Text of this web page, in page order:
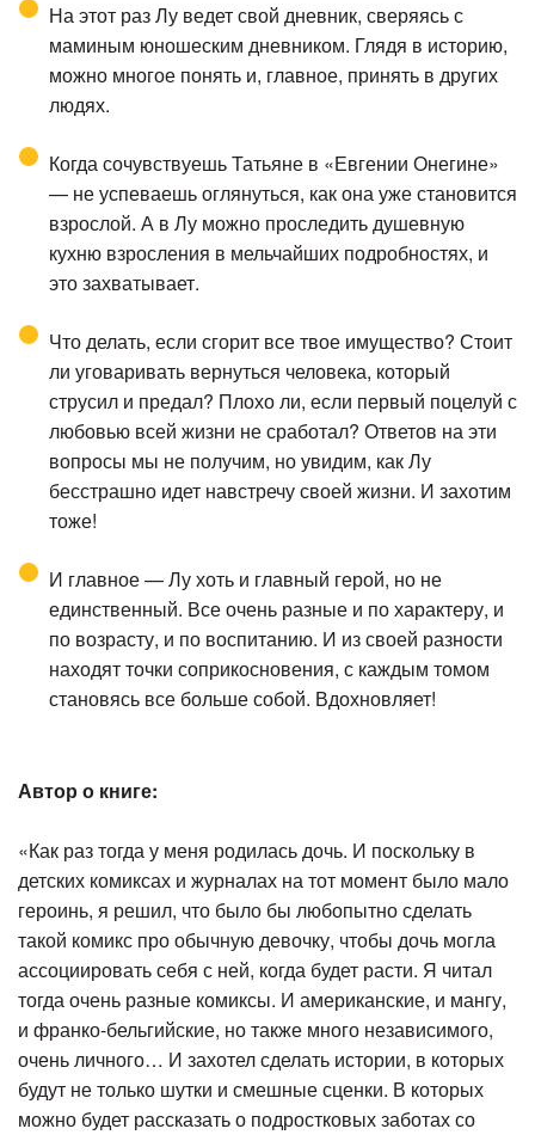
На этот раз Лу ведет свой дневник, сверяясь с
маминым юношеским дневником. Глядя в историю,
можно многое понять и, главное, принять в других
людях.
Когда сочувствуешь Татьяне в «Евгении Онегине»
— не успеваешь оглянуться, как она уже становится
взрослой. А в Лу можно проследить душевную
кухню взросления в мельчайших подробностях, и
это захватывает.
Что делать, если сгорит все твое имущество? Стоит
ли уговаривать вернуться человека, который
струсил и предал? Плохо ли, если первый поцелуй с
любовью всей жизни не сработал? Ответов на эти
вопросы мы не получим, но увидим, как Лу
бесстрашно идет навстречу своей жизни. И захотим
тоже!
И главное — Лу хоть и главный герой, но не
единственный. Все очень разные и по характеру, и
по возрасту, и по воспитанию. И из своей разности
находят точки соприкосновения, с каждым томом
становясь все больше собой. Вдохновляет!
Автор о книге:
«Как раз тогда у меня родилась дочь. И поскольку в
детских комиксах и журналах на тот момент было мало
героинь, я решил, что было бы любопытно сделать
такой комикс про обычную девочку, чтобы дочь могла
ассоциировать себя с ней, когда будет расти. Я читал
тогда очень разные комиксы. И американские, и мангу,
и франко-бельгийские, но также много независимого,
очень личного… И захотел сделать истории, в которых
будут не только шутки и смешные сценки. В которых
можно будет рассказать о подростковых заботах со